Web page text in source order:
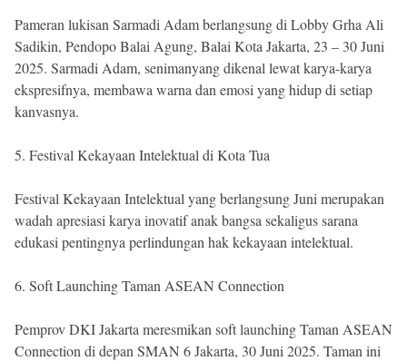
Pameran lukisan Sarmadi Adam berlangsung di Lobby Grha Ali
Sadikin, Pendopo Balai Agung, Balai Kota Jakarta, 23 – 30 Juni
2025. Sarmadi Adam, senimanyang dikenal lewat karya-karya
ekspresifnya, membawa warna dan emosi yang hidup di setiap
kanvasnya.
5. Festival Kekayaan Intelektual di Kota Tua
Festival Kekayaan Intelektual yang berlangsung Juni merupakan
wadah apresiasi karya inovatif anak bangsa sekaligus sarana
edukasi pentingnya perlindungan hak kekayaan intelektual.
6. Soft Launching Taman ASEAN Connection
Pemprov DKI Jakarta meresmikan soft launching Taman ASEAN
Connection di depan SMAN 6 Jakarta, 30 Juni 2025. Taman ini